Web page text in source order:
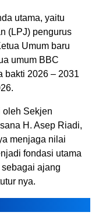
utama, yaitu
(LPJ) pengurus
Umum baru
umum BBC
bakti 2026 – 2031
oleh Sekjen
H. Asep Riadi,
menjaga nilai
fondasi utama
ajang
nya.